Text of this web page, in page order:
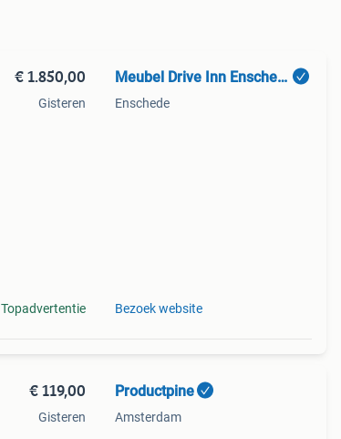
€ 1.850,00
Gisteren
Topadvertentie
Meubel Drive Inn Enschede BV
Enschede
Bezoek website
€ 119,00
Gisteren
Productpine
Amsterdam